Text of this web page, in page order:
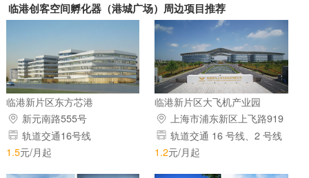
临港创客空间孵化器（港城广场）周边项目推荐
临港新片区东方芯港
新元南路555号
轨道交通16号线
1.5元/月起
临港新片区大飞机产业园
上海市浦东新区上飞路919
号 轨道交通 16 号线、2 号线
浦东机场站
1.2元/月起